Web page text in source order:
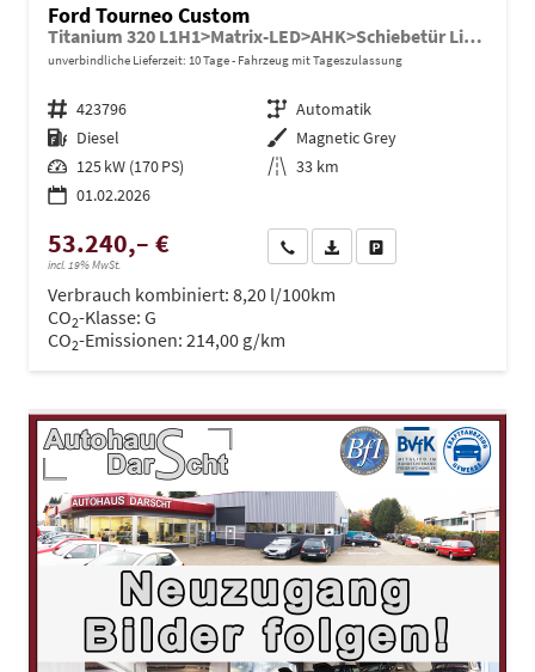
Ford Tourneo Custom
Titanium 320 L1H1>Matrix-LED>AHK>Schiebetür Li+Re
unverbindliche Lieferzeit: 10 Tage Fahrzeug mit Tageszulassung
Fahrzeugnr. 423796 Getriebe Automatik
Kraftstoff Diesel Außenfarbe Magnetic Grey
Leistung 125 kW (170 PS) Kilometerstand 33 km
01.02.2026
53.240,– €
incl. 19% MwSt.
Wir rufen Sie anPDF-Datei, Fahrzeugexposé
Verbrauch kombiniert: 8,20 l/100km
CO2-Klasse: G
CO2-Emissionen: 214,00 g/km